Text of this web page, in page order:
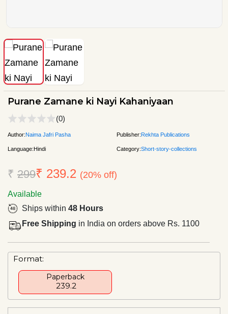
Purane Zamane ki Nayi Kahaniyaan
(0)
Author:Naima Jafri Pasha Publisher:Rekhta Publications
Language:Hindi Category:Short-story-collections
₹ 299₹ 239.2 (20% off)
Available
Ships within 48 Hours
Free Shipping in India on orders above Rs. 1100
Format:
Paperback
₹ 239.2